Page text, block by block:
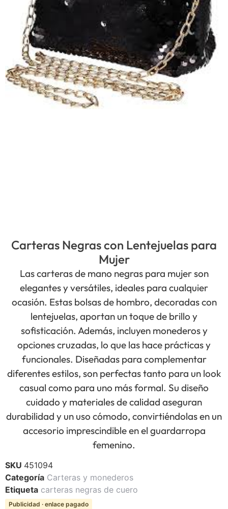
Carteras Negras con Lentejuelas para
Mujer
Las carteras de mano negras para mujer son
elegantes y versátiles, ideales para cualquier
ocasión. Estas bolsas de hombro, decoradas con
lentejuelas, aportan un toque de brillo y
sofisticación. Además, incluyen monederos y
opciones cruzadas, lo que las hace prácticas y
funcionales. Diseñadas para complementar
diferentes estilos, son perfectas tanto para un look
casual como para uno más formal. Su diseño
cuidado y materiales de calidad aseguran
durabilidad y un uso cómodo, convirtiéndolas en un
accesorio imprescindible en el guardarropa
femenino.
SKU 451094
Categoría Carteras y monederos
Etiqueta carteras negras de cuero
Publicidad · enlace pagado